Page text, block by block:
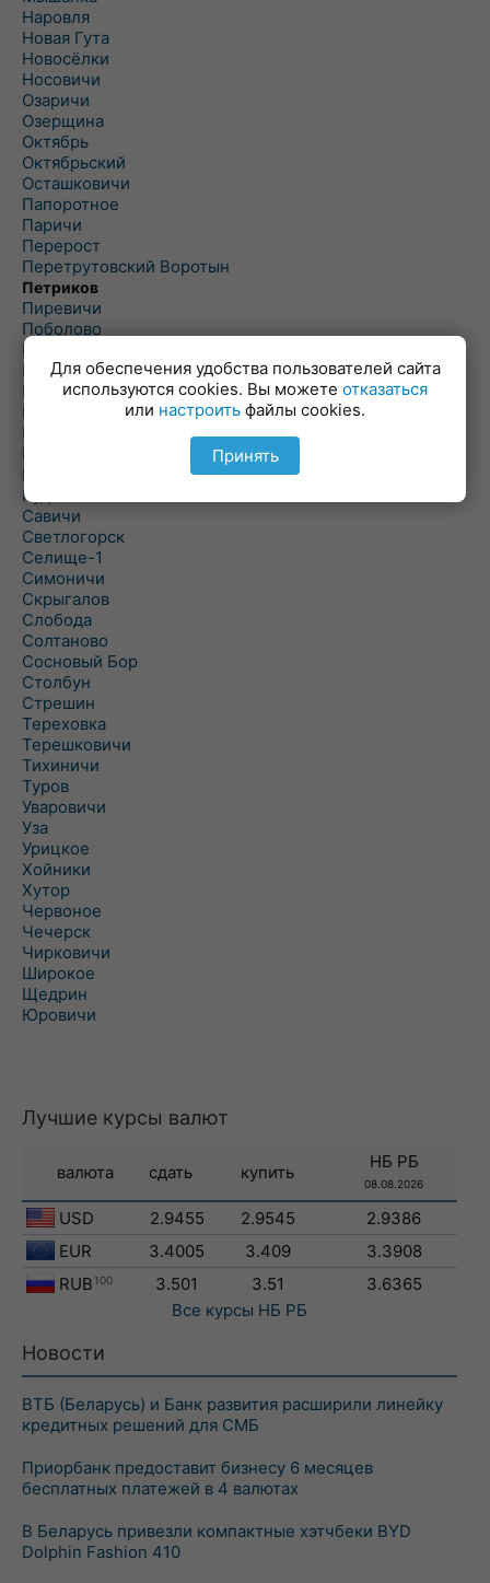
Наровля
Новая Гута
Новосёлки
Носовичи
Озаричи
Озерщина
Октябрь
Октябрьский
Осташковичи
Папоротное
Паричи
Перерост
Перетрутовский Воротын
Петриков
Пиревичи
Поболово
Поколюбичи
Полесье
Птичь
Речица
Ровенская Слобода
Рогачев
Рогинь
Рудня
Савичи
Светлогорск
Селище-1
Симоничи
Скрыгалов
Слобода
Солтаново
Сосновый Бор
Столбун
Стрешин
Тереховка
Терешковичи
Тихиничи
Туров
Уваровичи
Уза
Урицкое
Хойники
Хутор
Червоное
Чечерск
Чирковичи
Широкое
Щедрин
Юровичи
Лучшие курсы валют
валюта сдать купить
НБ РБ
08.08.2026
USD 2.9455 2.9545
2.9386
EUR
3.4005 3.409
3.3908
RUB 100 3.501 3.51
3.6365
Все курсы НБ РБ
Новости
ВТБ (Беларусь) и Банк развития расширили линейку
кредитных решений для СМБ
Приорбанк предоставит бизнесу 6 месяцев
бесплатных платежей в 4 валютах
В Беларусь привезли компактные хэтчбеки BYD
Dolphin Fashion 410
Для обеспечения удобства пользователей сайта
используются cookies. Вы можете отказаться
или настроить файлы cookies.
Принять